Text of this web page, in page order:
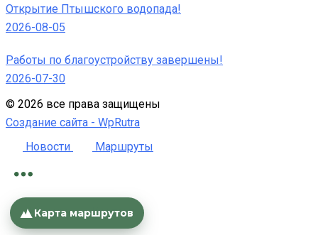
Открытие Птышского водопада!
2026-08-05
Работы по благоустройству завершены!
2026-07-30
© 2026 все права защищены
Создание сайта - WpRutra
Новости
Маршруты
Номера Контакты
Карта маршрутов